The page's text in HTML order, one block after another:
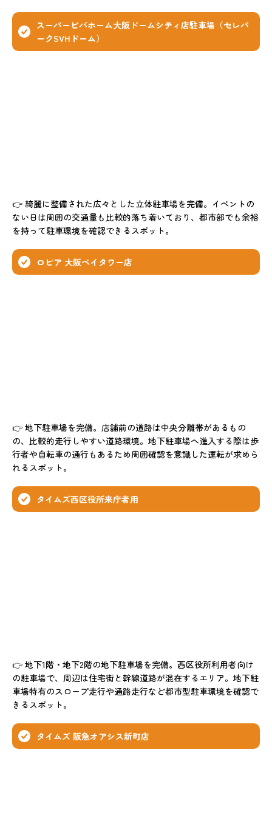
スーパービバホーム大阪ドームシティ店駐車場（セレパ
ークSVHドーム）
👉 綺麗に整備された広々とした立体駐車場を完備。イベントの
ない日は周囲の交通量も比較的落ち着いており、都市部でも余裕
を持って駐車環境を確認できるスポット。
ロピア 大阪ベイタワー店
👉 地下駐車場を完備。店舗前の道路は中央分離帯があるもの
の、比較的走行しやすい道路環境。地下駐車場へ進入する際は歩
行者や自転車の通行もあるため周囲確認を意識した運転が求めら
れるスポット。
タイムズ西区役所来庁者用
👉 地下1階・地下2階の地下駐車場を完備。西区役所利用者向け
の駐車場で、周辺は住宅街と幹線道路が混在するエリア。地下駐
車場特有のスロープ走行や通路走行など都市型駐車環境を確認で
きるスポット。
タイムズ 阪急オアシス新町店